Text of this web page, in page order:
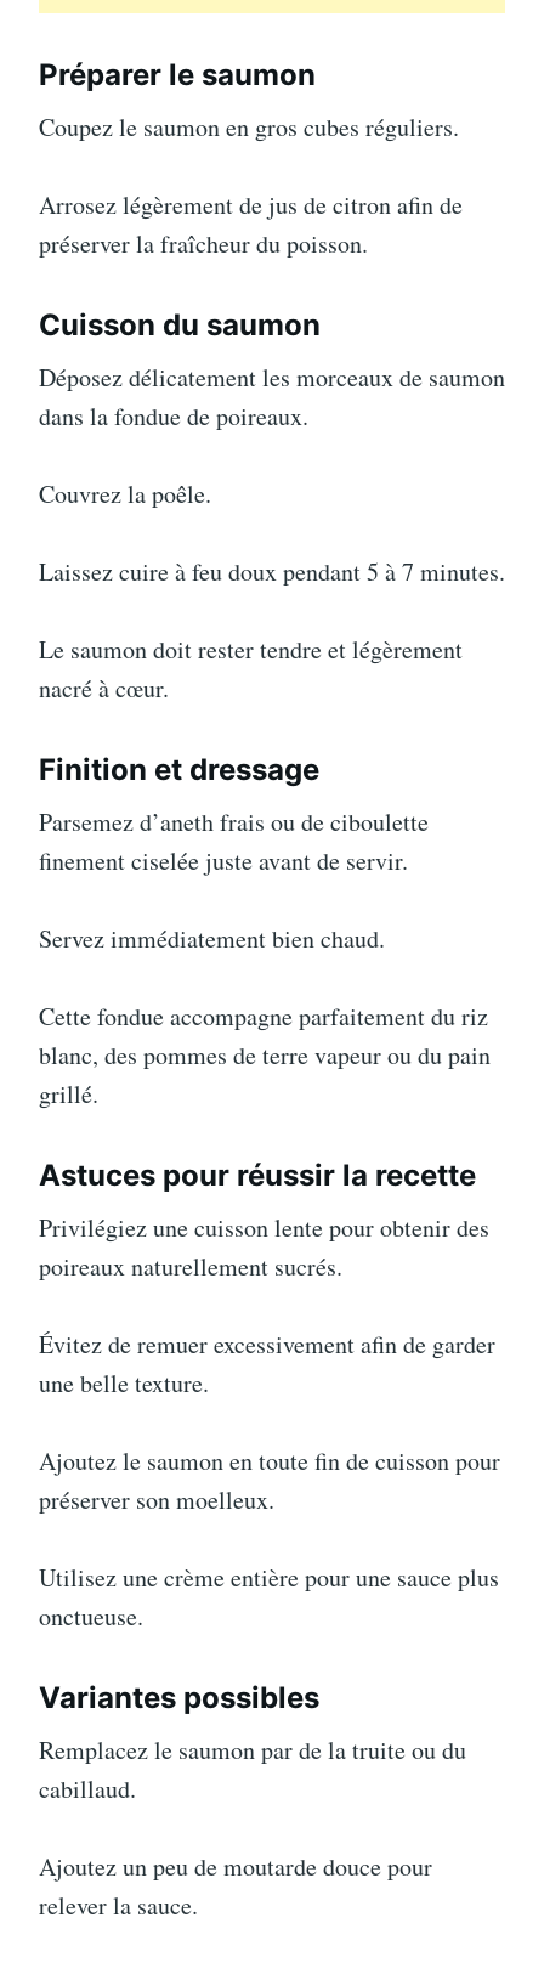
Préparer le saumon
Coupez le saumon en gros cubes réguliers.
Arrosez légèrement de jus de citron afin de
préserver la fraîcheur du poisson.
Cuisson du saumon
Déposez délicatement les morceaux de saumon
dans la fondue de poireaux.
Couvrez la poêle.
Laissez cuire à feu doux pendant 5 à 7 minutes.
Le saumon doit rester tendre et légèrement
nacré à cœur.
Finition et dressage
Parsemez d’aneth frais ou de ciboulette
finement ciselée juste avant de servir.
Servez immédiatement bien chaud.
Cette fondue accompagne parfaitement du riz
blanc, des pommes de terre vapeur ou du pain
grillé.
Astuces pour réussir la recette
Privilégiez une cuisson lente pour obtenir des
poireaux naturellement sucrés.
Évitez de remuer excessivement afin de garder
une belle texture.
Ajoutez le saumon en toute fin de cuisson pour
préserver son moelleux.
Utilisez une crème entière pour une sauce plus
onctueuse.
Variantes possibles
Remplacez le saumon par de la truite ou du
cabillaud.
Ajoutez un peu de moutarde douce pour
relever la sauce.